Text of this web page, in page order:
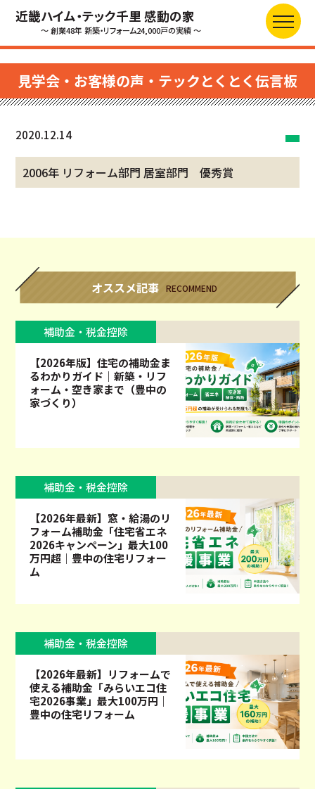
近畿ハイム・テック千里 感動の家
～ 創業48年 新築・リフォーム24,000戸の実績 ～
見学会・お客様の声・テックとくとく伝言板
2020.12.14
2006年 リフォーム部門 居室部門 優秀賞
オススメ記事 RECOMMEND
補助金・税金控除
【2026年版】住宅の補助金ま
るわかりガイド｜新築・リフ
ォーム・空き家まで（豊中の
家づくり）
補助金・税金控除
【2026年最新】窓・給湯のリ
フォーム補助金「住宅省エネ
2026キャンペーン」最大100
万円超｜豊中の住宅リフォー
ム
補助金・税金控除
【2026年最新】リフォームで
使える補助金「みらいエコ住
宅2026事業」最大100万円｜
豊中の住宅リフォーム